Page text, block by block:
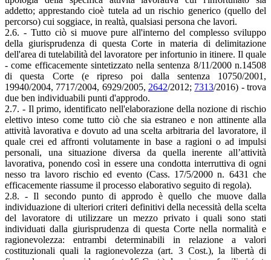
addetto; apprestando cioè tutela ad un rischio generico (quello del
percorso) cui soggiace, in realtà, qualsiasi persona che lavori.
2.6. - Tutto ciò si muove pure all'interno del complesso sviluppo
della giurisprudenza di questa Corte in materia di delimitazione
dell'area di tutelabilità del lavoratore per infortunio in itinere. Il quale
- come efficacemente sintetizzato nella sentenza 8/11/2000 n.14508
di questa Corte (e ripreso poi dalla sentenza 10750/2001,
19940/2004, 7717/2004, 6929/2005, 2642/2012; 7313/2016) - trova
due ben individuabili punti d'approdo.
2.7. - Il primo, identificato nell'elaborazione della nozione di rischio
elettivo inteso come tutto ciò che sia estraneo e non attinente alla
attività lavorativa e dovuto ad una scelta arbitraria del lavoratore, il
quale crei ed affronti volutamente in base a ragioni o ad impulsi
personali, una situazione diversa da quella inerente all’attività
lavorativa, ponendo così in essere una condotta interruttiva di ogni
nesso tra lavoro rischio ed evento (Cass. 17/5/2000 n. 6431 che
efficacemente riassume il processo elaborativo seguito di regola).
2.8. - Il secondo punto di approdo è quello che muove dalla
individuazione di ulteriori criteri definitivi della necessità della scelta
del lavoratore di utilizzare un mezzo privato i quali sono stati
individuati dalla giurisprudenza di questa Corte nella normalità e
ragionevolezza: entrambi determinabili in relazione a valori
costituzionali quali la ragionevolezza (art. 3 Cost.), la libertà di